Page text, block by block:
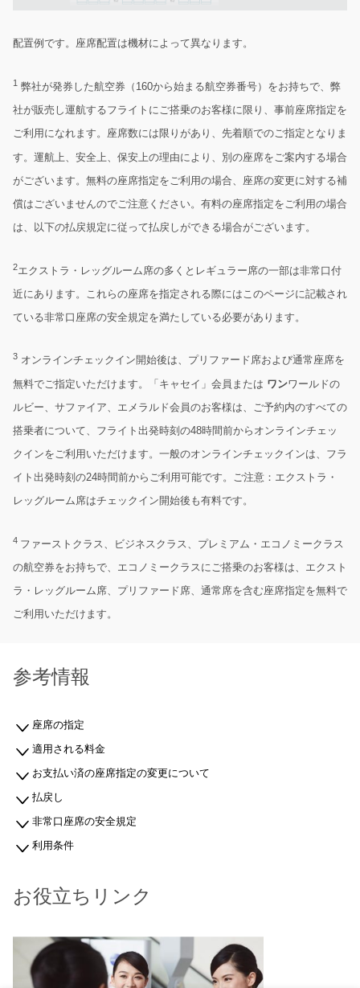
配置例です。座席配置は機材によって異なります。
1 弊社が発券した航空券（160から始まる航空券番号）をお持ちで、弊
社が販売し運航するフライトにご搭乗のお客様に限り、事前座席指定を
ご利用になれます。座席数には限りがあり、先着順でのご指定となりま
す。運航上、安全上、保安上の理由により、別の座席をご案内する場合
がございます。無料の座席指定をご利用の場合、座席の変更に対する補
償はございませんのでご注意ください。有料の座席指定をご利用の場合
は、以下の払戻規定に従って払戻しができる場合がございます。
2エクストラ・レッグルーム席の多くとレギュラー席の一部は非常口付
近にあります。これらの座席を指定される際にはこのページに記載され
ている非常口座席の安全規定を満たしている必要があります。
3 オンラインチェックイン開始後は、プリファード席および通常座席を
無料でご指定いただけます。「キャセイ」会員または ワンワールドの
ルビー、サファイア、エメラルド会員のお客様は、ご予約内のすべての
搭乗者について、フライト出発時刻の48時間前からオンラインチェッ
クインをご利用いただけます。一般のオンラインチェックインは、フラ
イト出発時刻の24時間前からご利用可能です。ご注意：エクストラ・
レッグルーム席はチェックイン開始後も有料です。
4 ファーストクラス、ビジネスクラス、プレミアム・エコノミークラス
の航空券をお持ちで、エコノミークラスにご搭乗のお客様は、エクスト
ラ・レッグルーム席、プリファード席、通常席を含む座席指定を無料で
ご利用いただけます。
参考情報
座席の指定
適用される料金
お支払い済の座席指定の変更について
払戻し
非常口座席の安全規定
利用条件
お役立ちリンク